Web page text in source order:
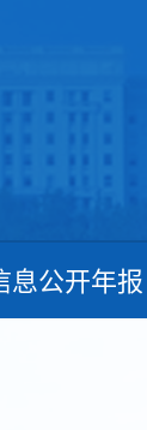
息公开年报